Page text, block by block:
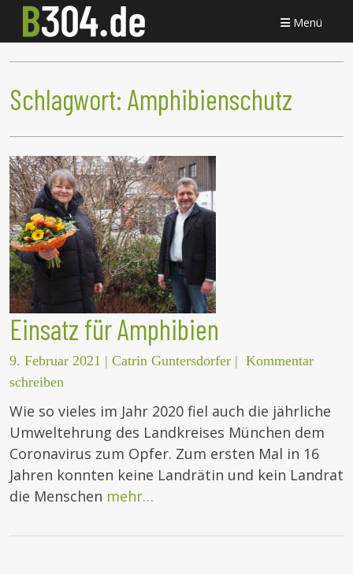
Menü
Schlagwort: Amphibienschutz
Einsatz für Amphibien
9. Februar 2021 | Catrin Guntersdorfer | Kommentar
schreiben
Wie so vieles im Jahr 2020 fiel auch die jährliche
Umweltehrung des Landkreises München dem
Coronavirus zum Opfer. Zum ersten Mal in 16
Jahren konnten keine Landrätin und kein Landrat
die Menschen mehr…